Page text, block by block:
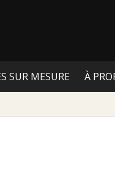
SUR MESURE À